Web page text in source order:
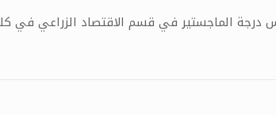
الماجستير في قسم الاقتصاد الزراعي في